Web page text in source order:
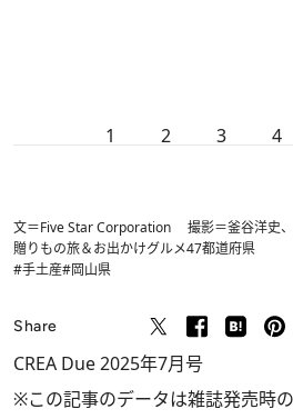
1 2 3 4
文＝Five Star Corporation 撮影＝釜谷洋史
贈りもの旅＆お出かけグルメ47都道府県
#手土産#岡山県
Share
CREA Due 2025年7月号
※この記事のデータは雑誌発売時